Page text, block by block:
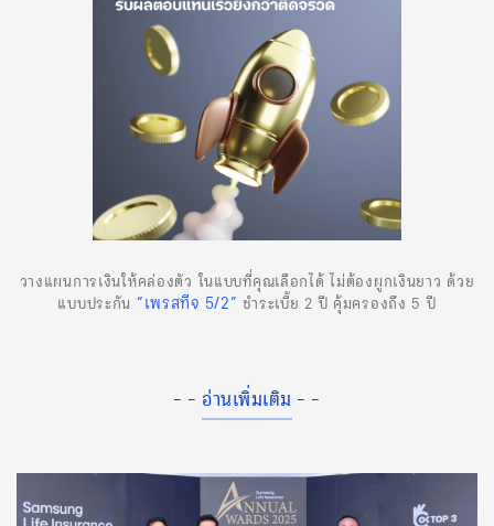
วางแผนการเงินให้คล่องตัว ในแบบที่คุณเลือกได้ ไม่ต้องผูกเงินยาว ด้วย
แบบประกัน “เพรสทีจ 5/2” ชำระเบี้ย 2 ปี คุ้มครองถึง 5 ปี
- - อ่านเพิ่มเติม - -